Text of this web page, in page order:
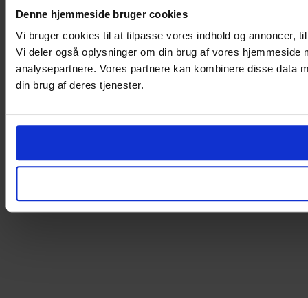
Denne hjemmeside bruger cookies
Vi bruger cookies til at tilpasse vores indhold og annoncer,
Vi deler også oplysninger om din brug af vores
analysepartnere. Vores partnere kan kombinere disse data
din brug af deres tjenester.